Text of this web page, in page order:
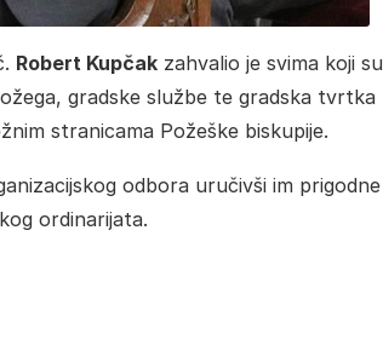
Robert Kupčak zahvalio je svima koji su
gradske službe te gradska tvrtka
stranicama Požeške biskupije.
odbora uručivši im prigodne
ordinarijata.